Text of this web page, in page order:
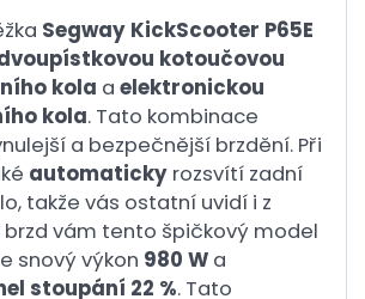
Segway KickScooter P65E
kotoučovou
kola a elektronickou
kola. Tato kombinace
a bezpečnější brzdění. Při
automaticky rozsvítí zadní
takže vás ostatní uvidí i z
brzd vám tento špičkový model
snový výkon 980 W a
stoupání 22 %. Tato